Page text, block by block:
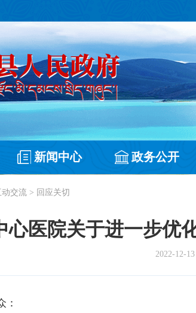
新闻中心 政务公开
动交流 > 回应关切
心医院关于进一步优
2022-12-
：